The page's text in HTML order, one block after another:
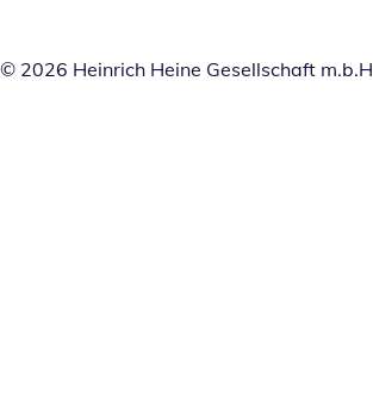
© 2026 Heinrich Heine Gesellschaft m.b.H